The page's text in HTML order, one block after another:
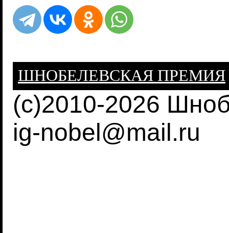
ШНОБЕЛЕВСКАЯ ПРЕМИЯ
(c)2010-2026
ig-nobel@mail.ru